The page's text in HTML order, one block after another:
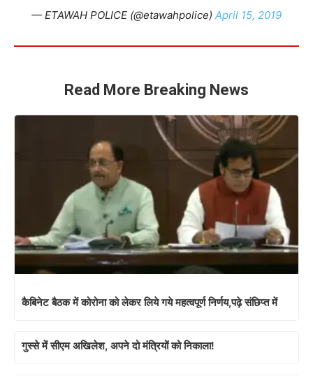
— ETAWAH POLICE (@etawahpolice) April 15, 2019
Read More Breaking News
कैबिनेट बैठक में कोरोना को लेकर लिये गये महत्वपूर्ण निर्णय,पढ़े संछिप्त में
गुस्से में सीएम अखिलेश, अपने दो मंत्रियों को निकाला!